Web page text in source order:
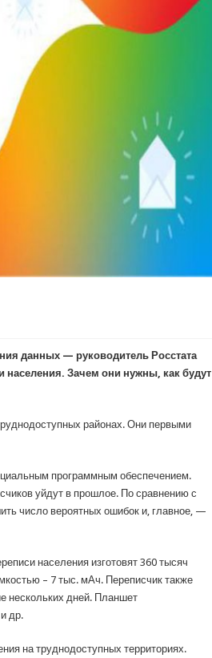
данных — руководитель Росстата
населения. Зачем они нужны, как будут
районах. Они первыми
программным обеспечением.
уйдут в прошлое. По сравнению с
число вероятных ошибок и, главное, —
населения изготовят 360 тысяч
– 7 тыс. мАч. Переписчик также
нескольких дней. Планшет
др.
на труднодоступных территориях.